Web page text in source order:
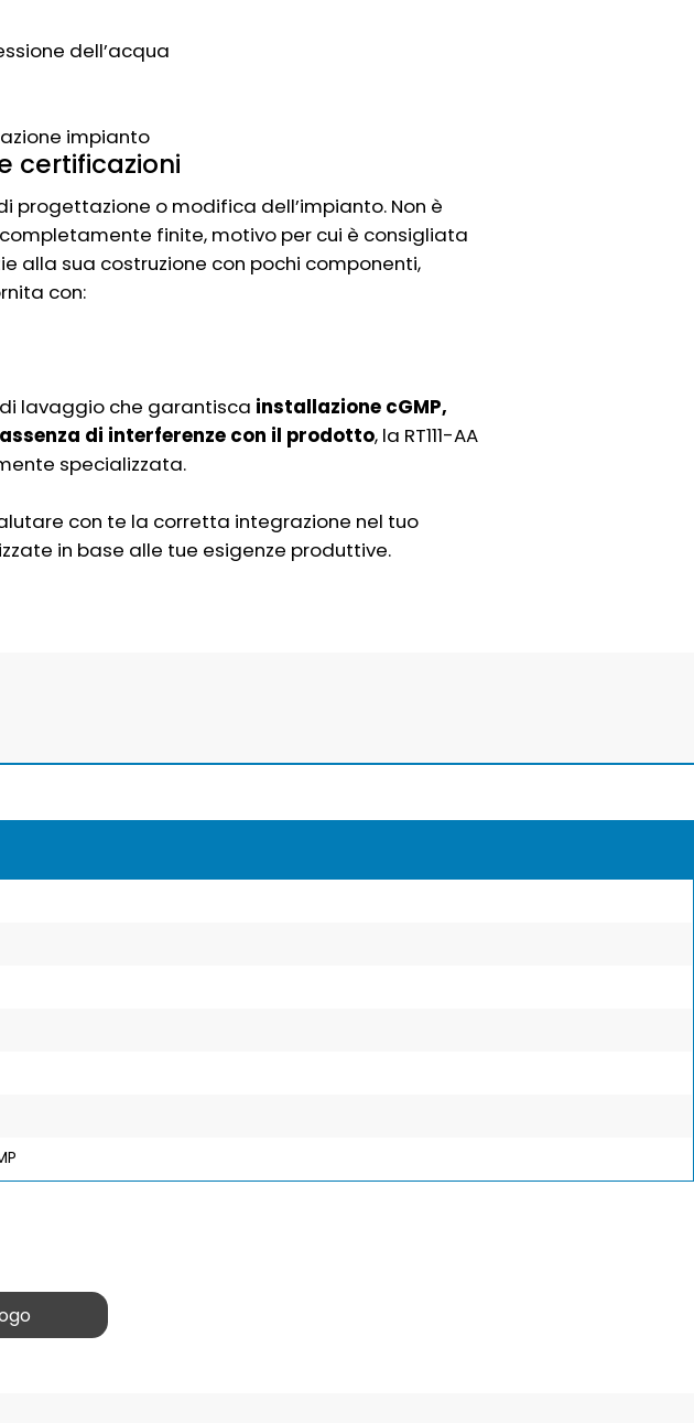
dell’acqua
impianto
certificazioni
progettazione o modifica dell’impianto. Non è
finite, motivo per cui è consigliata
alla sua costruzione con pochi componenti,
con:
lavaggio che garantisca installazione cGMP,
di interferenze con il prodotto, la RT111-AA
specializzata.
con te la corretta integrazione nel tuo
in base alle tue esigenze produttive.